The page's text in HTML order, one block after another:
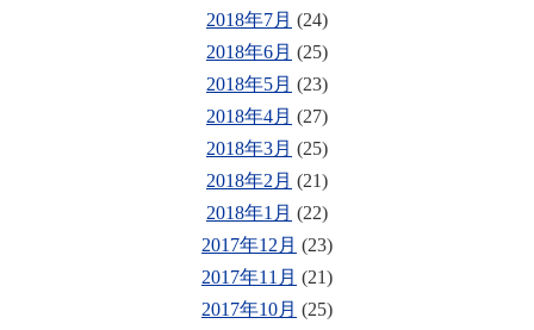
2018年7月 (24)
2018年6月 (25)
2018年5月 (23)
2018年4月 (27)
2018年3月 (25)
2018年2月 (21)
2018年1月 (22)
2017年12月 (23)
2017年11月 (21)
2017年10月 (25)